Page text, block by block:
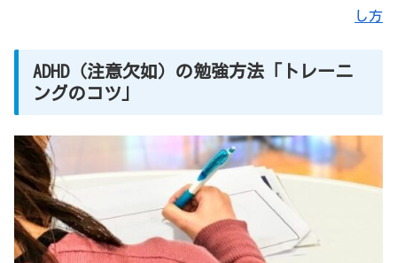
し方
ADHD（注意欠如）の勉強方法「トレーニ
ングのコツ」